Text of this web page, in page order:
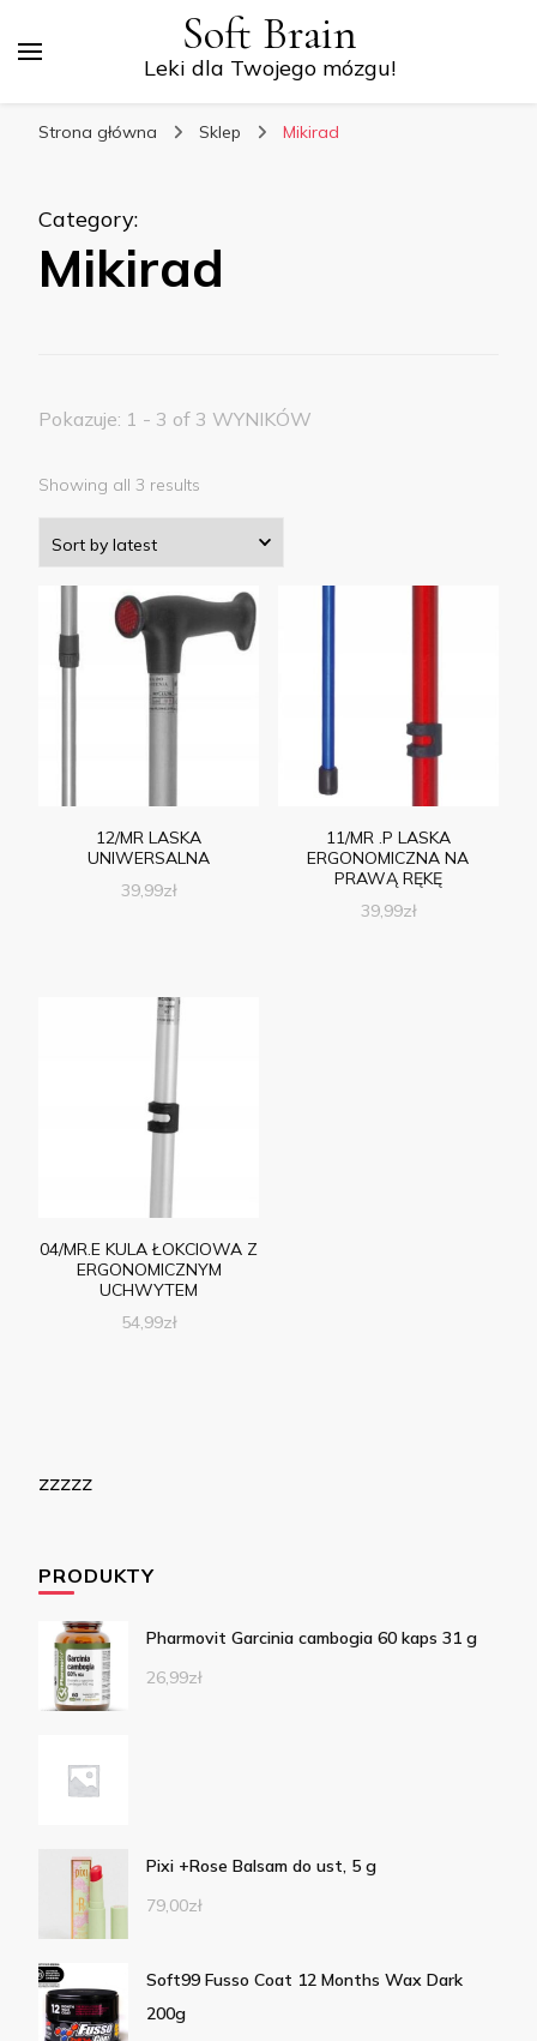
Soft Brain
Leki dla Twojego mózgu!
Strona główna Sklep Mikirad
Category:
Mikirad
Pokazuje: 1 - 3 of 3 WYNIKÓW
Showing all 3 results
12/MR LASKA
UNIWERSALNA
39,99zł
11/MR .P LASKA
ERGONOMICZNA NA
PRAWĄ RĘKĘ
39,99zł
04/MR.E KULA ŁOKCIOWA Z
ERGONOMICZNYM
UCHWYTEM
54,99zł
zzzzz
PRODUKTY
Pharmovit Garcinia cambogia 60 kaps 31 g
26,99zł
Pixi +Rose Balsam do ust, 5 g
79,00zł
Soft99 Fusso Coat 12 Months Wax Dark
200g